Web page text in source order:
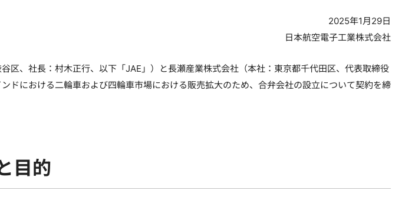
2025年1月29日
日本航空電子工業株式会社
区、社長：村木正行、以下「JAE」）と長瀬産業株式会社（本社：東京都千代田区、代表取締役
ドにおける二輪車および四輪車市場における販売拡大のため、合弁会社の設立について契約を締
目的